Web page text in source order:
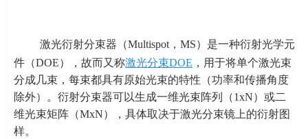
激光衍射分束器（Multispot， MS）是一种衍射光学元
件（DOE），故而又称激光分束DOE ，用于将单个激光束
分成几束，每束都具有原始光束的特性（功率和传播角度
除外）。衍射分束器可以生成一维光束阵列（1xN）或二
维光束矩阵（MxN），具体取决于激光分束镜上的衍射图
样。